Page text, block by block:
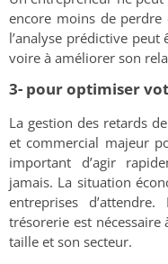
encore moins de perdre
l’analyse prédictive peut
voire à améliorer son
3- pour optimiser
La gestion des retards
et commercial majeur
important d’agir
jamais. La situation
entreprises
trésorerie est
taille et son secteur.